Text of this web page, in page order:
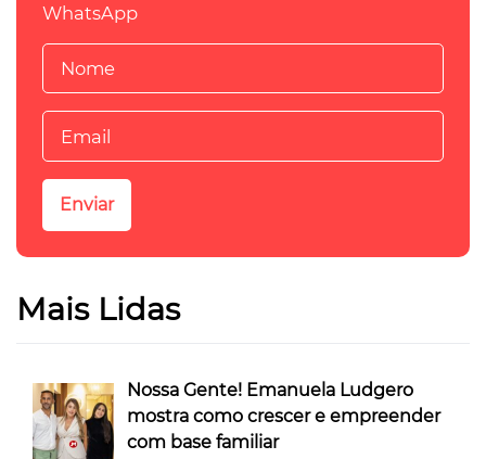
WhatsApp
Mais Lidas
Nossa Gente! Emanuela Ludgero
mostra como crescer e empreender
com base familiar